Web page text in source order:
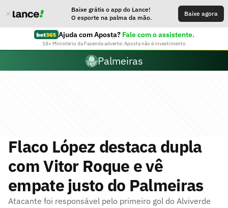
Baixe grátis o app do Lance!
O esporte na palma da mão.
Baixe agora
Ajuda com Aposta? Fale com o assistente.
18+ Ministério da Fazenda adverte: Aposta não é investimento
Palmeiras
Flaco López destaca dupla
com Vitor Roque e vê
empate justo do Palmeiras
Atacante foi responsável pelo primeiro gol do Alviverde